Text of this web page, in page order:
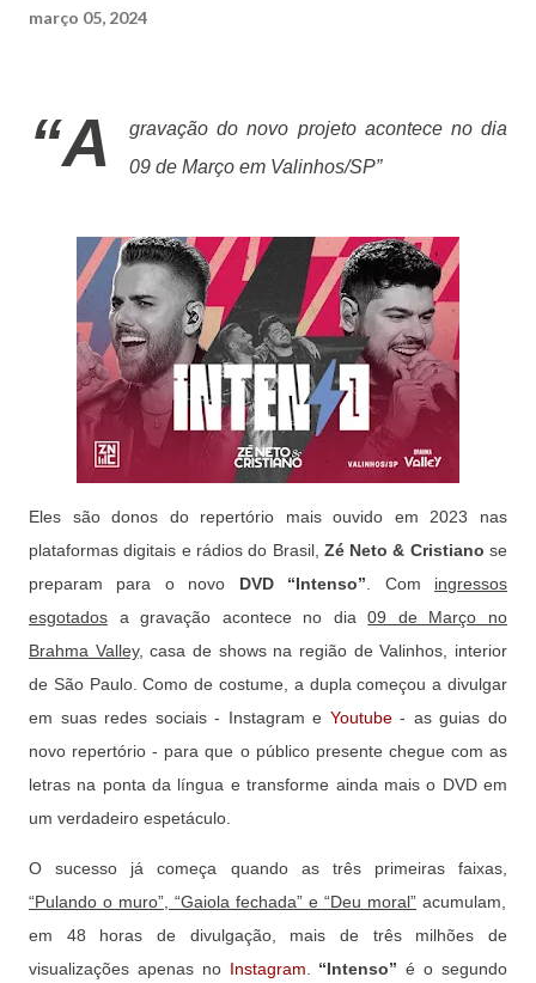
março 05, 2024
“A
gravação do novo projeto acontece no dia
09 de Março em Valinhos/SP”
Eles são donos do repertório mais ouvido em 2023 nas
plataformas digitais e rádios do Brasil, Zé Neto & Cristianose
preparam para o novo DVD “Intenso” . Com ingressos
esgotados a gravação acontece no dia09 de Março no
Brahma Valley, casa de shows na região de Valinhos, interior
de São Paulo. Como de costume, a dupla começou a divulgar
em suas redes sociais - Instagram e Youtube- as guias do
novo repertório - para que o público presente chegue com as
letras na ponta da língua e transforme ainda mais o DVD em
um verdadeiro espetáculo.
O sucesso já começa quando as três primeiras faixas,
“Pulando o muro”, “Gaiola fechada” e “Deu moral” acumulam,
em 48 horas de divulgação, mais de três milhões de
visualizações apenas no Instagram “Intenso” é o segundo